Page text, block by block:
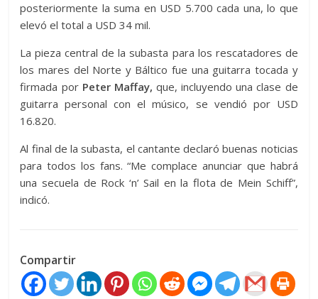
posteriormente la suma en USD 5.700 cada una, lo que
elevó el total a USD 34 mil.
La pieza central de la subasta para los rescatadores de
los mares del Norte y Báltico fue una guitarra tocada y
firmada porPeter Maffay, que, incluyendo una clase de
guitarra personal con el músico, se vendió por USD
16.820.
Al final de la subasta, el cantante declaró buenas noticias
para todos los fans. “Me complace anunciar que habrá
una secuela de Rock ‘n’ Sail en la flota de Mein Schiff”,
indicó.
Compartir